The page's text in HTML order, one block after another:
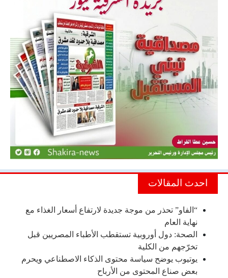
احدث المقالات
“الفاو” تحذر من موجة جديدة لارتفاع أسعار الغذاء مع
نهاية العام
الصحة: دول أوروبية تستقطب الأطباء المصريين قبل
تخرّجهم من الكلية
يوتيوب يوضح سياسة محتوى الذكاء الاصطناعي ويحرم
بعض صناع المحتوى من الأرباح